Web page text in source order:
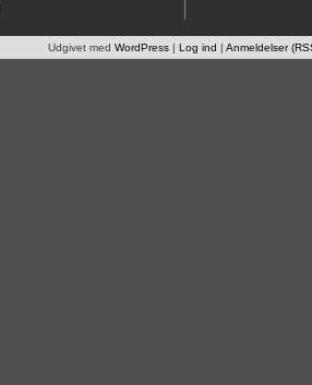
Udgivet med WordPress | Log ind | Anmeldelser